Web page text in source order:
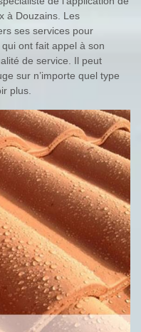
à Douzains. Les
ses services pour
ont fait appel à son
de service. Il peut
sur n’importe quel type
plus.